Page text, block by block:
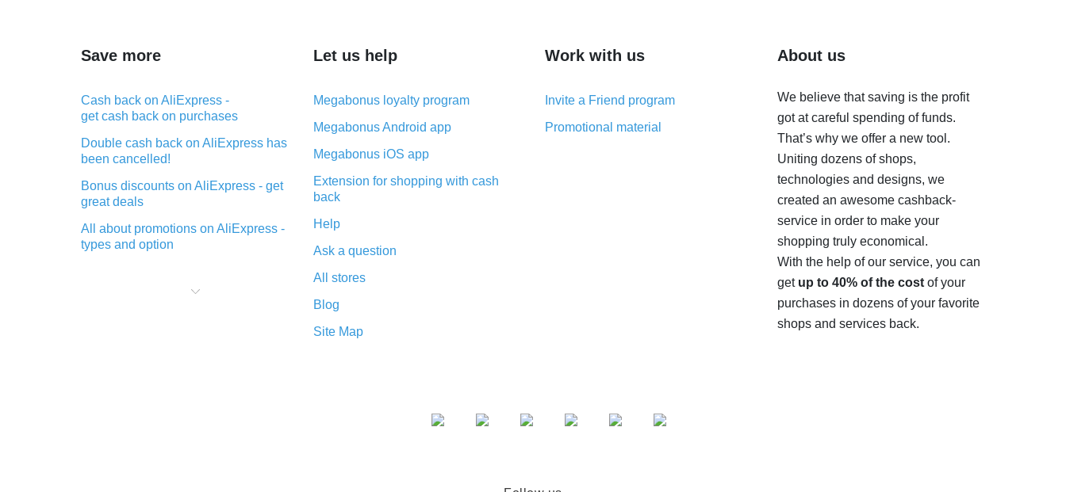
Save more
Cash back on AliExpress -
get cash back on purchases
Double cash back on AliExpress has
been cancelled!
Bonus discounts on AliExpress - get
great deals
All about promotions on AliExpress -
types and option
purchases on AliExpress - short and
Let us help
Megabonus loyalty program
Megabonus Android app
Megabonus iOS app
Extension for shopping with cash
back
Help
Ask a question
All stores
Blog
Site Map
Work with us
Invite a Friend program
Promotional material
About us
We believe that saving is the profit
got at careful spending of funds.
That’s why we offer a new tool.
Uniting dozens of shops,
technologies and designs, we
created an awesome cashback-
service in order to make your
shopping truly economical.
With the help of our service, you can
get up to 40% of the costof your
purchases in dozens of your favorite
shops and services back.